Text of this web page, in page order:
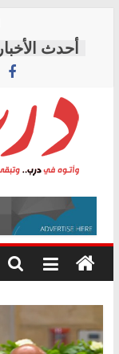
content
درب
وأتوه
درب..
وتبقى
هي